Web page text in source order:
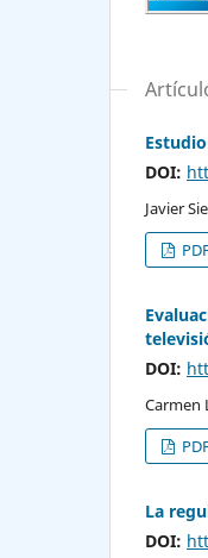
DOI:
Javier
DOI:
Carmen
La
DOI: